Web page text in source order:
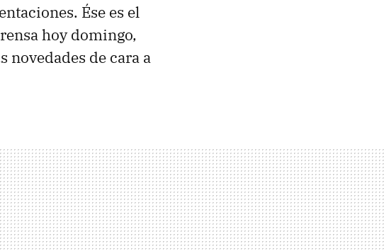
Ése es el
hoy domingo,
novedades de cara a